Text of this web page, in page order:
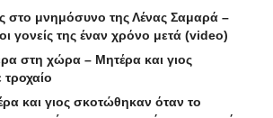
στο μνημόσυνο της Λένας Σαμαρά –
γονείς της έναν χρόνο μετά (video)
στη χώρα – Μητέρα και γιος
και γιος σκοτώθηκαν όταν το